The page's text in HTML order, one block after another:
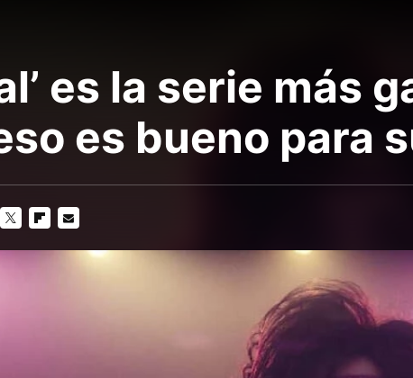
es la serie más
es bueno para